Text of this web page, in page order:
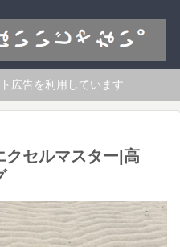
広告を利用しています
クセルマスター|高